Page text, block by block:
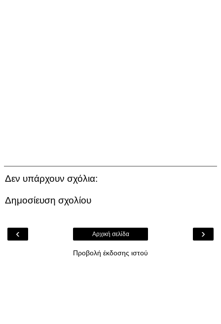
Δεν υπάρχουν σχόλια:
Δημοσίευση σχολίου
‹ ›
Αρχική σελίδα
Προβολή έκδοσης ιστού